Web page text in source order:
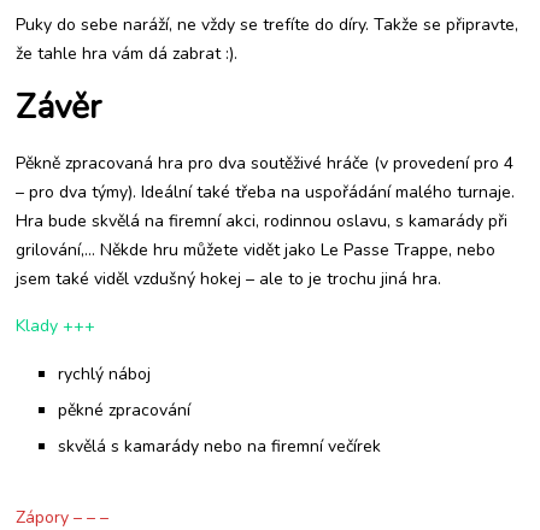
Puky do sebe naráží, ne vždy se trefíte do díry. Takže se připravte,
že tahle hra vám dá zabrat :).
Závěr
Pěkně zpracovaná hra pro dva soutěživé hráče (v provedení pro 4
– pro dva týmy). Ideální také třeba na uspořádání malého turnaje.
Hra bude skvělá na firemní akci, rodinnou oslavu, s kamarády při
grilování,… Někde hru můžete vidět jako Le Passe Trappe, nebo
jsem také viděl vzdušný hokej – ale to je trochu jiná hra.
Klady +++
rychlý náboj
pěkné zpracování
skvělá s kamarády nebo na firemní večírek
Zápory – – –